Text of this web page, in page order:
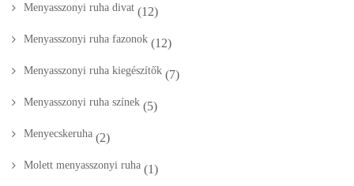
Menyasszonyi ruha divat (12)
Menyasszonyi ruha fazonok (12)
Menyasszonyi ruha kiegészítők (7)
Menyasszonyi ruha színek (5)
Menyecskeruha (2)
Molett menyasszonyi ruha (1)